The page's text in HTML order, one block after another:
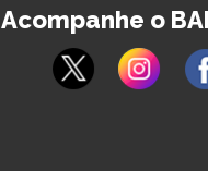
Acompanhe o